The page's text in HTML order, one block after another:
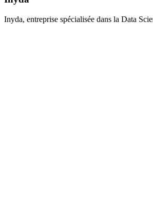
Inyda, entreprise spécialisée dans la Data